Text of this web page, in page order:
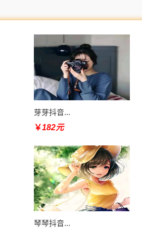
芽芽抖音...
￥182元
琴琴抖音...